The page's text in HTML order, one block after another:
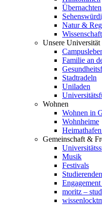
Übernachten
Natur &
Unsere Universität
Familie an
Stadtradeln
Uniladen
Wohnen
Wohnen in
Wohnheime
Gemeinschaft &
Musik
Festivals
moritz –